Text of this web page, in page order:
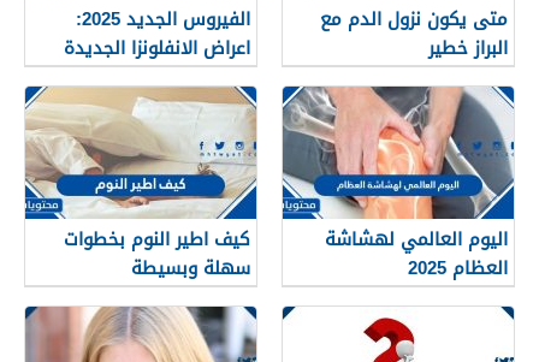
متى يكون نزول الدم مع
البراز خطير
الفيروس الجديد 2025:
اعراض الانفلونزا الجديدة
وطرق العلاج
اليوم العالمي لهشاشة
العظام 2025
كيف اطير النوم بخطوات
سهلة وبسيطة